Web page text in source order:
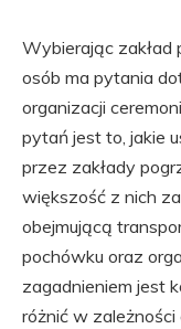
Wybierając zakład
osób ma pytania
organizacji
pytań jest to, jakie
przez zakłady
większość z nich
obejmującą
pochówku oraz
zagadnieniem jest
różnić w